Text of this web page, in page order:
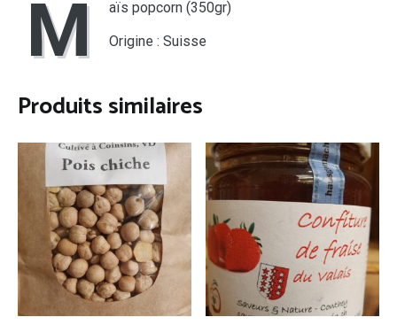
M
aïs popcorn (350gr)
Origine : Suisse
Produits similaires